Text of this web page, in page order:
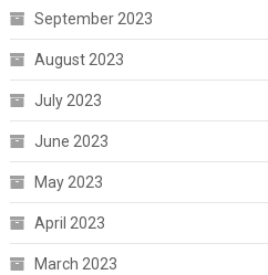
September 2023
August 2023
July 2023
June 2023
May 2023
April 2023
March 2023